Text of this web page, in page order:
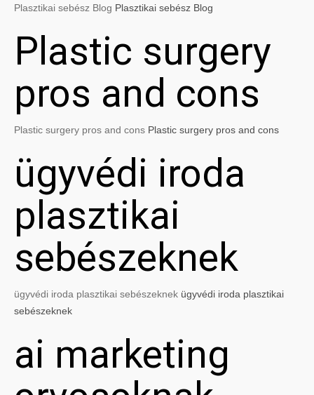
Plasztikai sebész Blog Plasztikai sebész Blog
Plastic surgery
pros and cons
Plastic surgery pros and cons Plastic surgery pros and cons
ügyvédi iroda
plasztikai
sebészeknek
ügyvédi iroda plasztikai sebészeknek ügyvédi iroda plasztikai
sebészeknek
ai marketing